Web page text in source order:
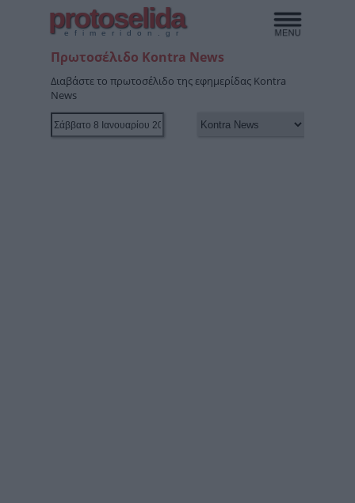
protoselida
efimeridon.gr
Πρωτοσέλιδο Kontra News
Διαβάστε το πρωτοσέλιδο της εφημερίδας Kontra
News